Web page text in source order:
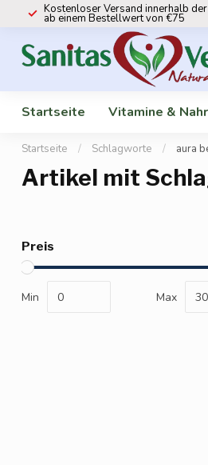
Kostenloser Versand innerhalb
ab einem Bestellwert von €75
Startseite Vitamine &
Startseite / Schlagworte / aura
Artikel mit
Preis
Min Max